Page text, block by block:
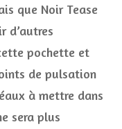
que Noir Tease
d’autres
pochette et
de pulsation
à mettre dans
sera plus